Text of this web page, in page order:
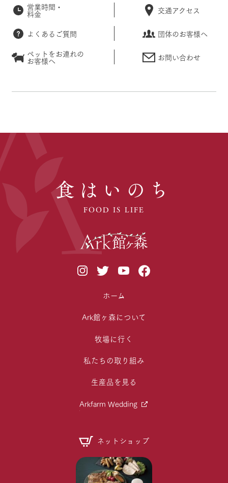
営業時間・
料金 交通アクセス
よくあるご質問
団体のお客様へ
ペットをお連れの
お客様へ お問い合わせ
食はいのち
FOOD IS LIFE
ホーム
Ark館ヶ森について
牧場に行く
私たちの取り組み
生産品を見る
Arkfarm Wedding
ネットショップ